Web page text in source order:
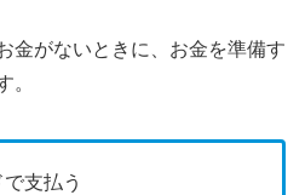
金がないときに、お金を準備す
。
支払う